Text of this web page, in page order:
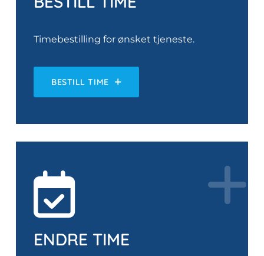
Timebestilling for ønsket tjeneste.
BESTILL TIME
ENDRE TIME